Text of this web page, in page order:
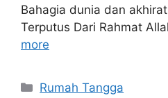
Bahagia dunia dan
Terputus Dari Rahmat
more
Categories
Rumah Tangga